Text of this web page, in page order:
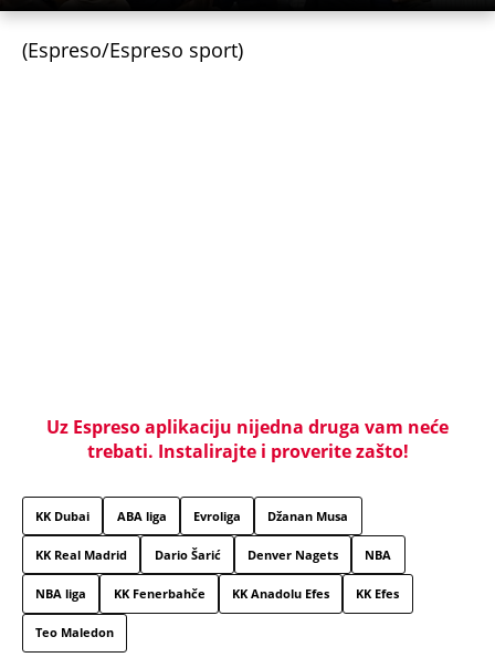
(Espreso/Espreso sport)
Uz Espreso aplikaciju nijedna druga vam neće
trebati. Instalirajte i proverite zašto!
KK Dubai ABA liga Evroliga Džanan Musa
KK Real Madrid Dario Šarić Denver Nagets NBA
NBA liga KK Fenerbahče KK Anadolu Efes KK Efes
Teo Maledon